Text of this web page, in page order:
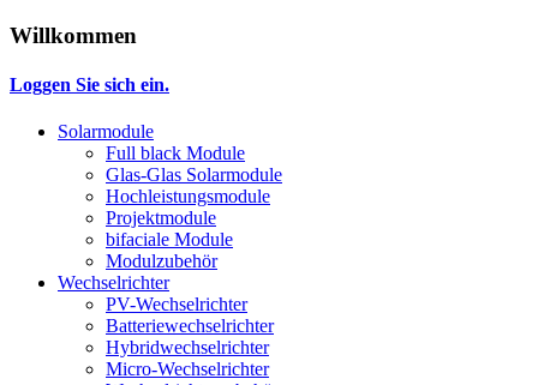
Willkommen
Loggen Sie sich ein.
Solarmodule
Full black Module
Glas-Glas Solarmodule
Hochleistungsmodule
Projektmodule
bifaciale Module
Modulzubehör
Wechselrichter
PV-Wechselrichter
Batteriewechselrichter
Hybridwechselrichter
Micro-Wechselrichter